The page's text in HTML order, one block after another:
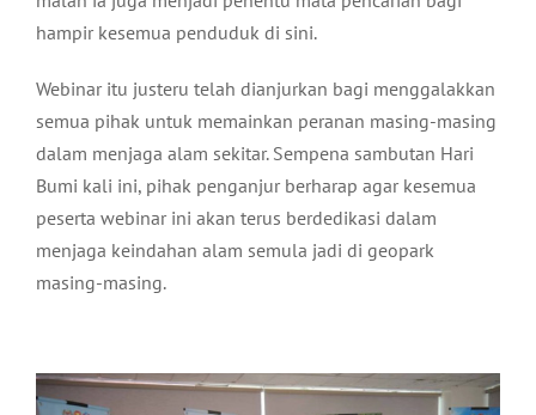
hampir kesemua penduduk di sini.
Webinar itu justeru telah dianjurkan bagi menggalakkan
semua pihak untuk memainkan peranan masing-masing
dalam menjaga alam sekitar. Sempena sambutan Hari
Bumi kali ini, pihak penganjur berharap agar kesemua
peserta webinar ini akan terus berdedikasi dalam
menjaga keindahan alam semula jadi di geopark
masing-masing.